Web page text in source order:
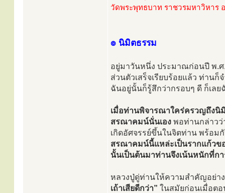
วัดพระพุทธบาท ราชวรมหาวิหาร
๏ นิมิตธรรม
อยู่มาวันหนึ่ง ประมาณก่อนปี พ.ศ
ส่วนตัวเสร็จเรียบร้อยแล้ว ท่าน
ฉันอยู่นั้นก็รู้สึกว่ากรอบๆ ดี ก็เลย
เมื่อท่านพิจารณาใคร่ครวญถึงนิ
สรณาคมน์นั่นเอง พอท่านกล่าว
เกิดอัศจรรย์ขึ้นในจิตท่าน พร้อม
สรณาคมน์นี้แหล่ะเป็นรากแก้วข
นั้นเป็นต้นมาท่านจึงเน้นหนักที่ก
หลวงปู่ดู่ท่านให้ความสำคัญอย่า
เถ้าเสียดีกว่า” ในสมัยก่อนเมื่อต